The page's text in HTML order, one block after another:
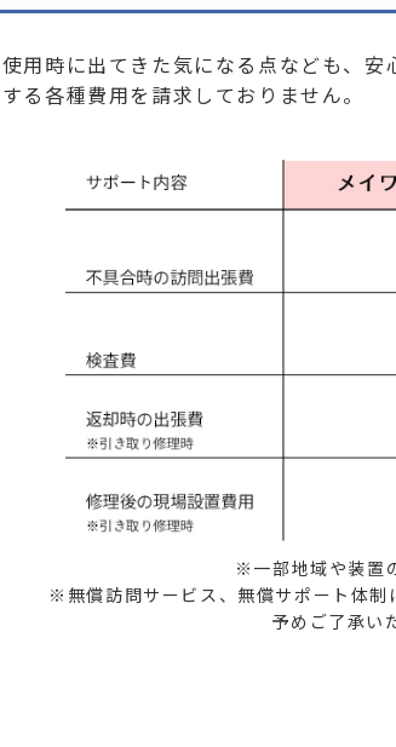
用時に出てきた気になる点なども、
る各種費用を請求しておりません。
※一部地域や装置
※無償訪問サービス、無償サポート体制
予めご了承い